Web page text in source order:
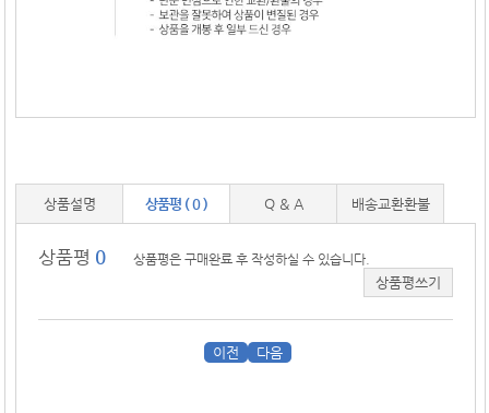
상품설명 상품평 ( 0 ) Q & A 배송교환환불
상품평 0 상품평은 구매완료 후 작성하실 수 있습니다.
상품평쓰기
이전 다음